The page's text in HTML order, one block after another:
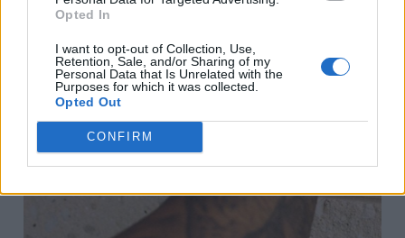
Opted In
I want to opt-out of Collection, Use,
Retention, Sale, and/or Sharing of my
Personal Data that Is Unrelated with the
Purposes for which it was collected.
Opted Out
CONFIRM